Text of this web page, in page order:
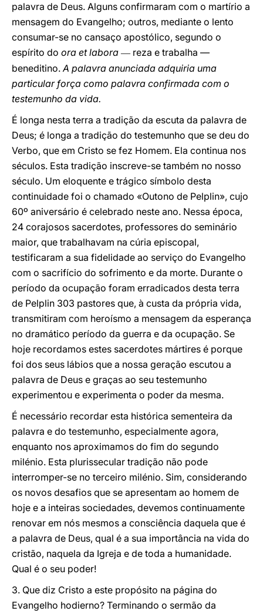
palavra de Deus. Alguns confirmaram com o martírio a
mensagem do Evangelho; outros, mediante o lento
consumar-se no cansaço apostólico, segundo o
espírito do ora et labora ― reza e trabalha ―
beneditino.A palavra anunciada adquiria uma
particular força como palavra confirmada com o
testemunho da vida.
É longa nesta terra a tradição da escuta da palavra de
Deus; é longa a tradição do testemunho que se deu do
Verbo, que em Cristo se fez Homem. Ela continua nos
séculos. Esta tradição inscreve-se também no nosso
século. Um eloquente e trágico símbolo desta
continuidade foi o chamado «Outono de Pelplin», cujo
60º aniversário é celebrado neste ano. Nessa época,
24 corajosos sacerdotes, professores do seminário
maior, que trabalhavam na cúria episcopal,
testificaram a sua fidelidade ao serviço do Evangelho
com o sacrifício do sofrimento e da morte. Durante o
período da ocupação foram erradicados desta terra
de Pelplin 303 pastores que, à custa da própria vida,
transmitiram com heroísmo a mensagem da esperança
no dramático período da guerra e da ocupação. Se
hoje recordamos estes sacerdotes mártires é porque
foi dos seus lábios que a nossa geração escutou a
palavra de Deus e graças ao seu testemunho
experimentou e experimenta o poder da mesma.
É necessário recordar esta histórica sementeira da
palavra e do testemunho, especialmente agora,
enquanto nos aproximamos do fim do segundo
milénio. Esta plurissecular tradição não pode
interromper-se no terceiro milénio. Sim, considerando
os novos desafios que se apresentam ao homem de
hoje e a inteiras sociedades, devemos continuamente
renovar em nós mesmos a consciência daquela que é
a palavra de Deus, qual é a sua importância na vida do
cristão, naquela da Igreja e de toda a humanidade.
Qual é o seu poder!
3. Que diz Cristo a este propósito na página do
Evangelho hodierno? Terminando o sermão da